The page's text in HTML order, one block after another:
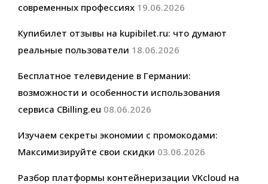
современных профессиях 19.06.2026
Купибилет отзывы на kupibilet.ru: что думают
реальные пользователи 18.06.2026
Бесплатное телевидение в Германии:
возможности и особенности использования
сервиса CBilling.eu 08.06.2026
Изучаем секреты экономии с промокодами:
Максимизируйте свои скидки 03.06.2026
Разбор платформы контейнеризации VKcloud на